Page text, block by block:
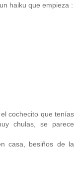
haiku que empieza :
cochecito que tenías
chulas, se parece
casa, besiños de la